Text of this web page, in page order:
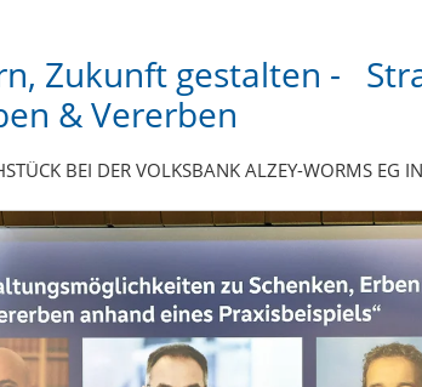
Zukunft gestalten -
& Vererben
BEI DER VOLKSBANK ALZEY-WORMS EG